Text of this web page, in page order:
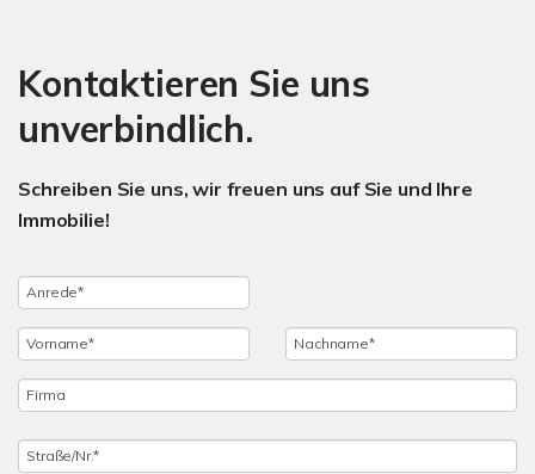
Kontaktieren Sie uns
unverbindlich.
Schreiben Sie uns, wir freuen uns auf Sie und Ihre
Immobilie!